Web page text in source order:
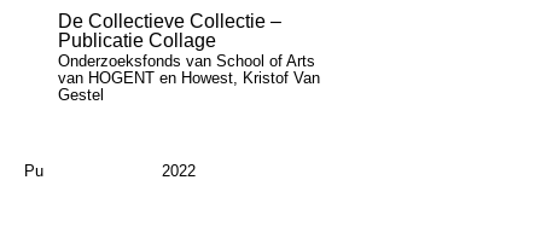
De Collectieve Collectie –
Publicatie Collage
Onderzoeksfonds van School of Arts
van HOGENT en Howest, Kristof Van
Gestel
Pu 2022